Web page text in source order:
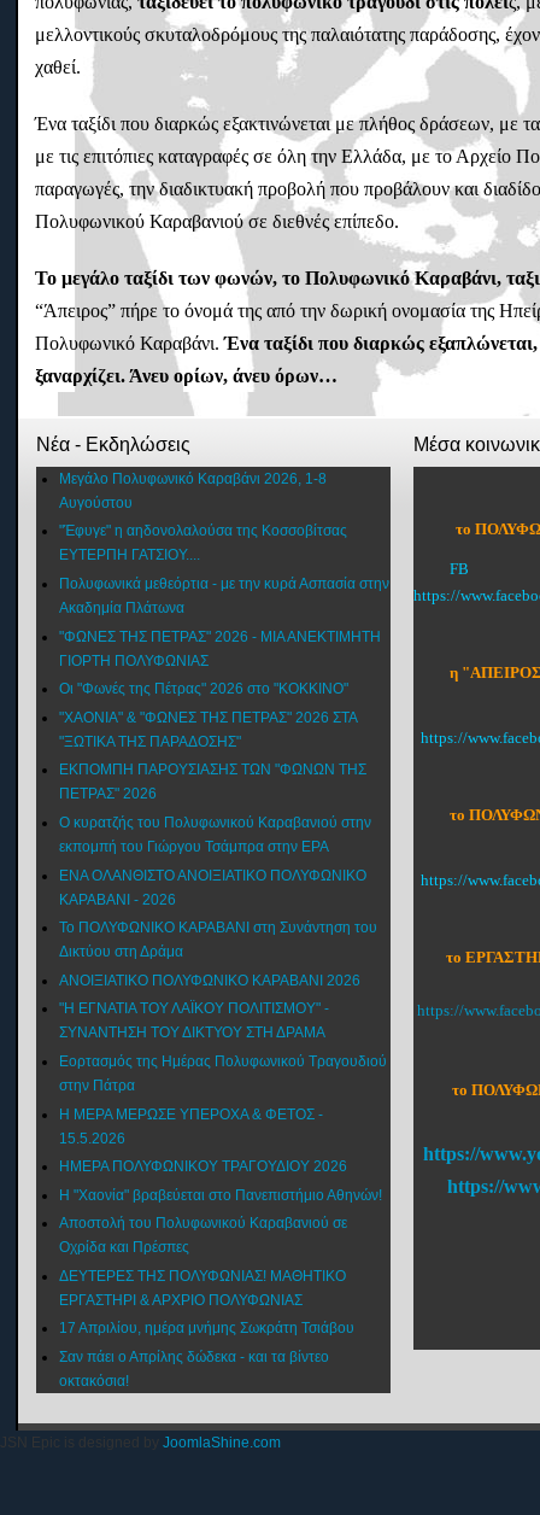
μελλοντικούς σκυταλοδρόμους της παλαιότατης παράδοσης,
χαθεί.
Ένα ταξίδι που διαρκώς εξακτινώνεται με πλήθος δράσεων, με
με τις επιτόπιες καταγραφές σε όλη την Ελλάδα, με το Αρχείο
παραγωγές, την διαδικτυακή προβολή που προβάλουν και
Πολυφωνικού Καραβανιού σε διεθνές επίπεδο.
Το μεγάλο ταξίδι των φωνών, το Πολυφωνικό Καραβάνι,
“Άπειρος” πήρε το όνομά της από την δωρική ονομασία της
Πολυφωνικό Καραβάνι.Ένα ταξίδι που διαρκώς
ξαναρχίζει. Άνευ ορίων, άνευ όρων…
Νέα - Εκδηλώσεις
Μεγάλο Πολυφωνικό Καραβάνι 2026, 1-8
Αυγούστου
"Έφυγε" η αηδονολαλούσα της Κοσσοβίτσας
ΕΥΤΕΡΠΗ ΓΑΤΣΙΟΥ....
Πολυφωνικά μεθεόρτια - με την κυρά Ασπασία στην
Ακαδημία Πλάτωνα
"ΦΩΝΕΣ ΤΗΣ ΠΕΤΡΑΣ" 2026 - ΜΙΑ ΑΝΕΚΤΙΜΗΤΗ
ΓΙΟΡΤΗ ΠΟΛΥΦΩΝΙΑΣ
Οι "Φωνές της Πέτρας" 2026 στο "ΚΟΚΚΙΝΟ"
"XAONIA" & "ΦΩΝΕΣ ΤΗΣ ΠΕΤΡΑΣ" 2026 ΣΤΑ
"ΞΩΤΙΚΑ ΤΗΣ ΠΑΡΑΔΟΣΗΣ"
ΕΚΠΟΜΠΗ ΠΑΡΟΥΣΙΑΣΗΣ ΤΩΝ "ΦΩΝΩΝ ΤΗΣ
ΠΕΤΡΑΣ" 2026
Ο κυρατζής του Πολυφωνικού Καραβανιού στην
εκπομπή του Γιώργου Τσάμπρα στην ΕΡΑ
ΕΝΑ ΟΛΑΝΘΙΣΤΟ ΑΝΟΙΞΙΑΤΙΚΟ ΠΟΛΥΦΩΝΙΚΟ
ΚΑΡΑΒΑΝΙ - 2026
Το ΠΟΛΥΦΩΝΙΚΟ ΚΑΡΑΒΑΝΙ στη Συνάντηση του
Δικτύου στη Δράμα
ΑΝΟΙΞΙΑΤΙΚΟ ΠΟΛΥΦΩΝΙΚΟ ΚΑΡΑΒΑΝΙ 2026
"Η ΕΓΝΑΤΙΑ ΤΟΥ ΛΑΪΚΟΥ ΠΟΛΙΤΙΣΜΟΥ" -
ΣΥΝΑΝΤΗΣΗ ΤΟΥ ΔΙΚΤΥΟΥ ΣΤΗ ΔΡΑΜΑ
Εορτασμός της Ημέρας Πολυφωνικού Τραγουδιού
στην Πάτρα
Η ΜΕΡΑ ΜΕΡΩΣΕ ΥΠΕΡΟΧΑ & ΦΕΤΟΣ -
15.5.2026
ΗΜΕΡΑ ΠΟΛΥΦΩΝΙΚΟΥ ΤΡΑΓΟΥΔΙΟΥ 2026
Η "Χαονία" βραβεύεται στο Πανεπιστήμιο Αθηνών!
Αποστολή του Πολυφωνικού Καραβανιού σε
Οχρίδα και Πρέσπες
ΔΕΥΤΕΡΕΣ ΤΗΣ ΠΟΛΥΦΩΝΙΑΣ! ΜΑΘΗΤΙΚΟ
ΕΡΓΑΣΤΗΡΙ & ΑΡΧΡΙΟ ΠΟΛΥΦΩΝΙΑΣ
17 Απριλίου, ημέρα μνήμης Σωκράτη Τσιάβου
Σαν πάει ο Απρίλης δώδεκα - και τα βίντεο
οκτακόσια!
Μέσα
το
FB
https://
η
https://
το
https://
το
https://
το
https://
https://
JSN Epic is designed by JoomlaShine.com